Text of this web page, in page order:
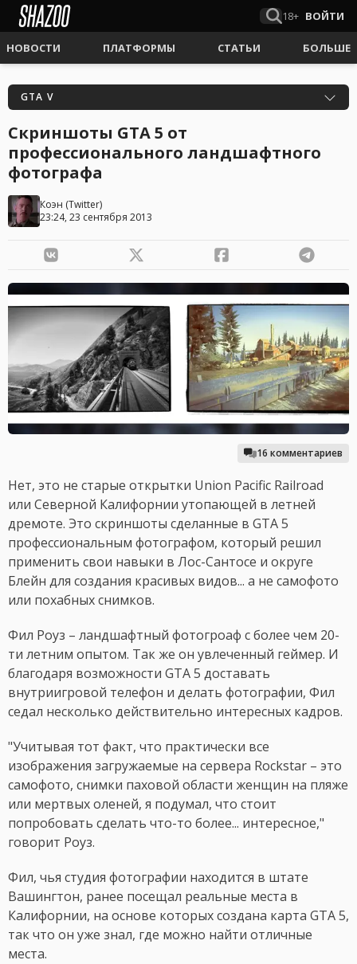
18+ ВОЙТИ
НОВОСТИ ПЛАТФОРМЫ СТАТЬИ БОЛЬШЕ
GTA V
Скриншоты GTA 5 от
профессионального ландшафтного
фотографа
Коэн (Twitter)
23:24, 23 сентября 2013
16 комментариев
Нет, это не старые открытки Union Pacific Railroad
или Северной Калифорнии утопающей в летней
дремоте. Это скриншоты сделанные в GTA 5
профессиональным фотографом, который решил
применить свои навыки в Лос-Сантосе и округе
Блейн для создания красивых видов... а не самофото
или похабных снимков.
Фил Роуз – ландшафтный фотогроаф с более чем 20-
ти летним опытом. Так же он увлеченный геймер. И
благодаря возможности GTA 5 доставать
внутриигровой телефон и делать фотографии, Фил
седал несколько действительно интересных кадров.
"Учитывая тот факт, что практически все
изображения загружаемые на сервера Rockstar – это
самофото, снимки паховой области женщин на пляже
или мертвых оленей, я подумал, что стоит
попробовать сделать что-то более... интересное,"
говорит Роуз.
Фил, чья студия фотографии находится в штате
Вашингтон, ранее посещал реальные места в
Калифорнии, на основе которых создана карта GTA 5,
так что он уже знал, где можно найти отличные
места.